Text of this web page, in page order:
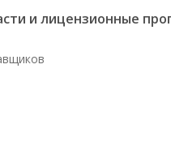
и лицензионные